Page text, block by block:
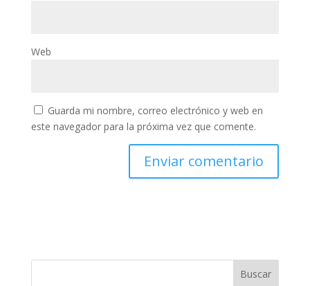
Web
Guarda mi nombre, correo electrónico y web en
este navegador para la próxima vez que comente.
Buscar